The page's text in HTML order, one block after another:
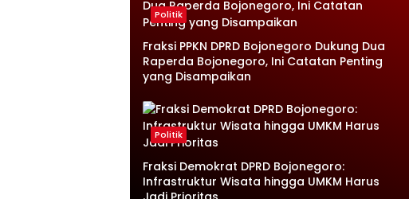
Politik
Fraksi PPKN DPRD Bojonegoro Dukung Dua
Raperda Bojonegoro, Ini Catatan Penting
yang Disampaikan
Politik
Fraksi Demokrat DPRD Bojonegoro:
Infrastruktur Wisata hingga UMKM Harus